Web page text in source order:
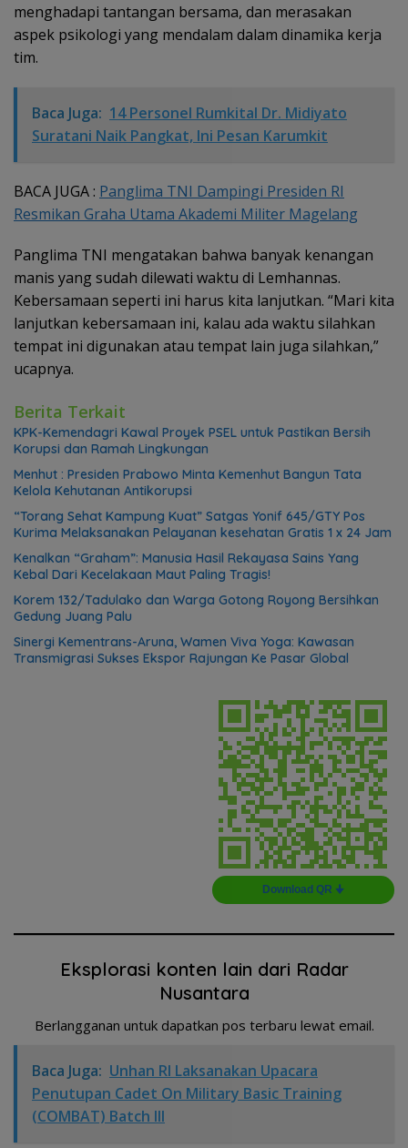
menghadapi tantangan bersama, dan merasakan
aspek psikologi yang mendalam dalam dinamika kerja
tim.
Baca Juga: 14 Personel Rumkital Dr. Midiyato
Suratani Naik Pangkat, Ini Pesan Karumkit
BACA JUGA : Panglima TNI Dampingi Presiden RI
Resmikan Graha Utama Akademi Militer Magelang
Panglima TNI mengatakan bahwa banyak kenangan
manis yang sudah dilewati waktu di Lemhannas.
Kebersamaan seperti ini harus kita lanjutkan. “Mari kita
lanjutkan kebersamaan ini, kalau ada waktu silahkan
tempat ini digunakan atau tempat lain juga silahkan,”
ucapnya.
Berita Terkait
KPK-Kemendagri Kawal Proyek PSEL untuk Pastikan Bersih
Korupsi dan Ramah Lingkungan
Menhut : Presiden Prabowo Minta Kemenhut Bangun Tata
Kelola Kehutanan Antikorupsi
“Torang Sehat Kampung Kuat” Satgas Yonif 645/GTY Pos
Kurima Melaksanakan Pelayanan kesehatan Gratis 1 x 24 Jam
Kenalkan “Graham”: Manusia Hasil Rekayasa Sains Yang
Kebal Dari Kecelakaan Maut Paling Tragis!
Korem 132/Tadulako dan Warga Gotong Royong Bersihkan
Gedung Juang Palu
Sinergi Kementrans-Aruna, Wamen Viva Yoga: Kawasan
Transmigrasi Sukses Ekspor Rajungan Ke Pasar Global
Download QR 🠋
Eksplorasi konten lain dari Radar
Nusantara
Berlangganan untuk dapatkan pos terbaru lewat email.
Baca Juga: Unhan RI Laksanakan Upacara
Penutupan Cadet On Military Basic Training
(COMBAT) Batch III